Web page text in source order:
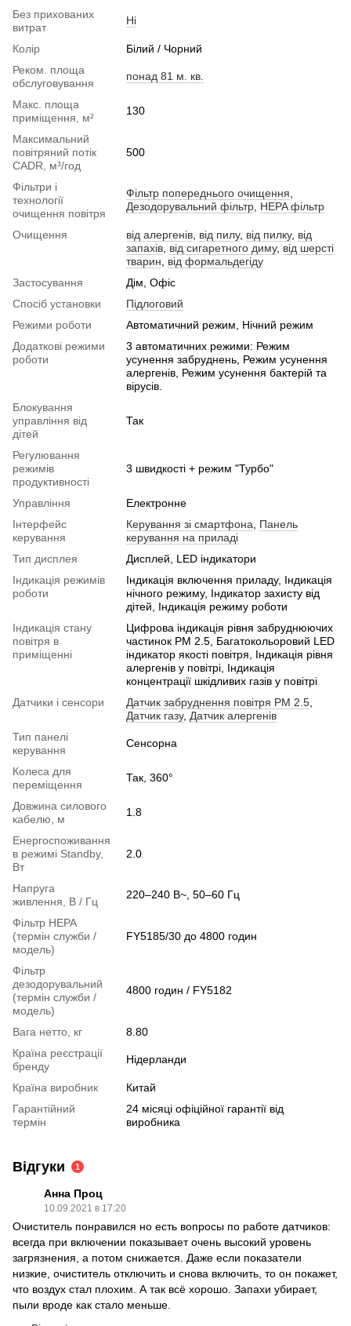
Без прихованих
витрат
Ні
Колір
Білий / Чорний
Реком. площа
обслуговування
понад 81 м. кв.
Макс. площа
приміщення, м²
130
Максимальний
повітряний потік
CADR, м³/год
500
Фільтри і
технології
очищення повітря
Фільтр попереднього очищення
Дезодорувальний фільтр HEPA фільтр
Очищення від алергенів від пилу, від пилку, від
запахів від сигаретного диму, від шерсті
тварин
від формальдегіду
Застосування
Дім, Офіс
Спосіб установки
Підлоговий
Режими роботи
Автоматичний режим, Нічний режим
Додаткові режими
роботи
3 автоматичних режими: Режим
усунення забруднень, Режим усунення
алергенів, Режим усунення бактерій та
вірусів.
Блокування
управління від
дітей
Так
Регулювання
режимів
продуктивності
3 швидкості + режим "Турбо"
Управління
Електронне
Інтерфейс
керування
Керування зі смартфона
Панель
керування на приладі
Тип дисплея
Дисплей, LED індикатори
Індикація режимів
роботи
Індикація включення приладу, Індикація
нічного режиму, Індикатор захисту від
дітей, Індикація режиму роботи
Індикація стану
повітря в
приміщенні
Цифрова індикація рівня забруднюючих
частинок PM 2.5, Багатокольоровий LED
індикатор якості повітря, Індикація рівня
алергенів у повітрі, Індикація
концентрації шкідливих газів у повітрі
Датчики і сенсори
Датчик забруднення повітря PM 2.5
Датчик газу, Датчик алергенів
Тип панелі
керування
Сенсорна
Колеса для
переміщення
Так, 360°
Довжина силового
кабелю, м
1.8
Енергоспоживання
в режимі Standby,
Вт
2.0
Напруга
живлення, В / Гц
220–240 В~, 50–60 Гц
Фільтр НЕРА
(термін служби /
модель)
FY5185/30 до 4800 годин
Фільтр
дезодорувальний
(термін служби /
модель)
4800 годин / FY5182
Вага нетто, кг
8.80
Країна реєстрації
бренду
Нідерланди
Країна виробник
Китай
Гарантійний
термін
24 місяці офіційної гарантії від
виробника
Відгуки 1
Анна Проц
10.09.2021 в 17:20
Очиститель понравился но есть вопросы по работе датчиков:
всегда при включении показывает очень высокий уровень
загрязнения, а потом снижается. Даже если показатели
низкие, очиститель отключить и снова включить, то он покажет,
что воздух стал плохим. А так всё хорошо. Запахи убирает,
пыли вроде как стало меньше.